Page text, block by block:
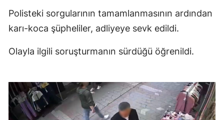
Polisteki sorgularının tamamlanmasının ardından
karı-koca şüpheliler, adliyeye sevk edildi.
Olayla ilgili soruşturmanın sürdüğü öğrenildi.